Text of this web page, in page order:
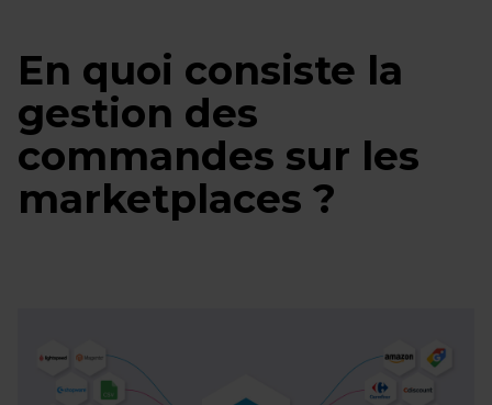
En quoi consiste la
gestion des
commandes sur les
marketplaces ?